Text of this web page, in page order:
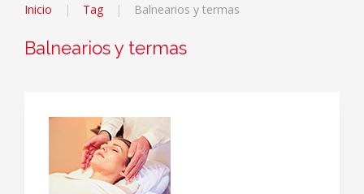
Inicio Tag Balnearios y termas
Balnearios y termas